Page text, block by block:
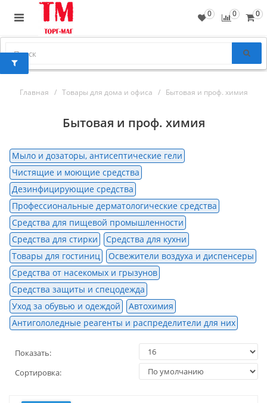
0
0
0
Главная Товары для дома и офиса Бытовая и проф. химия
Бытовая и проф. химия
Мыло и дозаторы, антисептические гели
Чистящие и моющие средства
Дезинфицирующие средства
Профессиональные дерматологические средства
Средства для пищевой промышленности
Средства для стирки
Средства для кухни
Товары для гостиниц
Освежители воздуха и диспенсеры
Средства от насекомых и грызунов
Средства защиты и спецодежда
Уход за обувью и одеждой
Автохимия
Антигололедные реагенты и распределители для них
Показать:
Сортировка: